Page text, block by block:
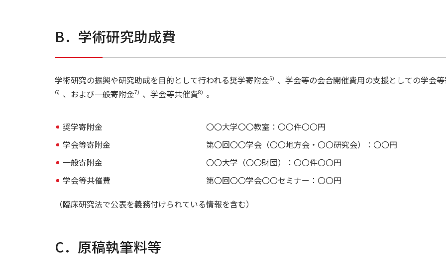
B．学術研究助成費
学術研究の振興や研究助成を目的として行われる奨学寄附金5） 、学会等の会合開催費用の支援としての学会
6） 、および一般寄附金7） 、学会等共催費8） 。
奨学寄附金
〇〇大学〇〇教室：〇〇件〇〇円
学会等寄附金
第〇回〇〇学会（〇〇地方会・〇〇研究会）：〇〇円
一般寄附金
〇〇大学（〇〇財団）：〇〇件〇〇円
学会等共催費
第〇回〇〇学会〇〇セミナー：〇〇円
（臨床研究法で公表を義務付けられている情報を含む）
C．原稿執筆料等